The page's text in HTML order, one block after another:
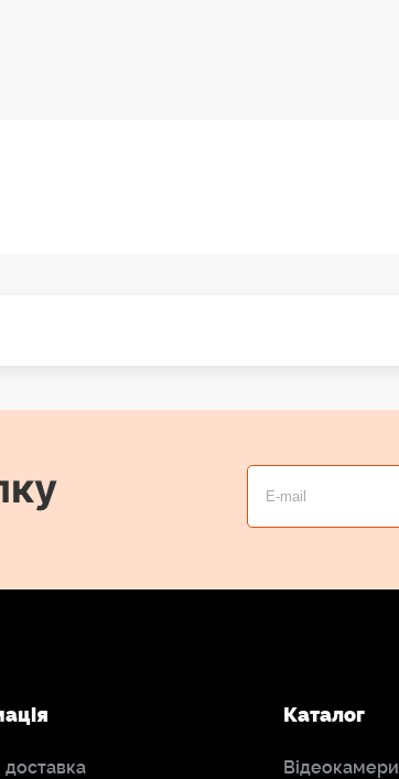
доставка
Каталог
Відеокамери